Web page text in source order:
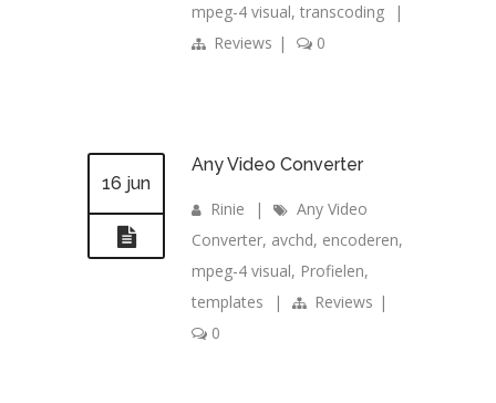
mpeg-4 visual, transcoding
|
Reviews | 0
16 jun
Any Video Converter
Rinie |
Any Video
Converter, avchd, encoderen,
mpeg-4 visual, Profielen,
templates
| Reviews |
0